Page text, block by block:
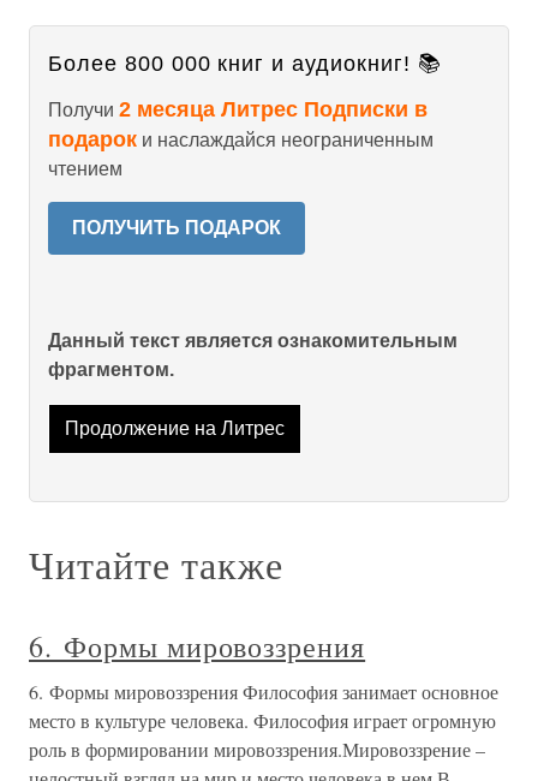
Более 800 000 книг и аудиокниг! 📚
Получи 2 месяца Литрес Подписки в
подарок и наслаждайся неограниченным
чтением
ПОЛУЧИТЬ ПОДАРОК
Данный текст является ознакомительным
фрагментом.
Продолжение на Литрес
Читайте также
6. Формы мировоззрения
6. Формы мировоззрения Философия занимает основное
место в культуре человека. Философия играет огромную
роль в формировании мировоззрения.Мировоззрение –